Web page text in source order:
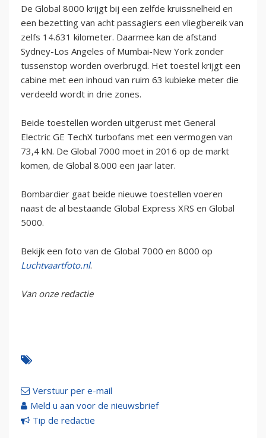
De Global 8000 krijgt bij een zelfde kruissnelheid en
een bezetting van acht passagiers een vliegbereik van
zelfs 14.631 kilometer. Daarmee kan de afstand
Sydney-Los Angeles of Mumbai-New York zonder
tussenstop worden overbrugd. Het toestel krijgt een
cabine met een inhoud van ruim 63 kubieke meter die
verdeeld wordt in drie zones.
Beide toestellen worden uitgerust met General
Electric GE TechX turbofans met een vermogen van
73,4 kN. De Global 7000 moet in 2016 op de markt
komen, de Global 8.000 een jaar later.
Bombardier gaat beide nieuwe toestellen voeren
naast de al bestaande Global Express XRS en Global
5000.
Bekijk een foto van de Global 7000 en 8000 op
Luchtvaartfoto.nl.
Van onze redactie
Verstuur per e-mail
Meld u aan voor de nieuwsbrief
Tip de redactie